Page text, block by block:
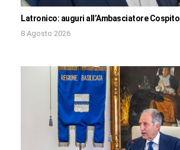
Latronico: auguri all’Ambasciatore Cospito
8 Agosto 2026